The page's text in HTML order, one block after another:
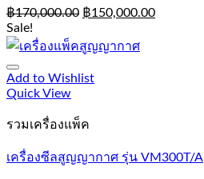
฿170,000.00 ฿150,000.00
Sale!
Add to Wishlist
Quick View
รวมเครื่องแพ็ค
เครื่องซีลสูญญากาศ รุ่น VM300T/A